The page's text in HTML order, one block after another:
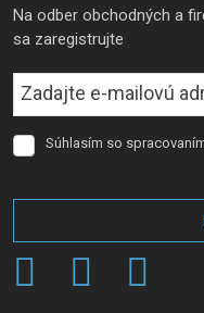
Na odber obchodných a
sa zaregistrujte
Súhlasím
osobných
Súhlasím so
Formulár